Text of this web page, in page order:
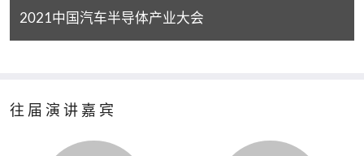
2021中国汽车半导体产业大会
往届演讲嘉宾